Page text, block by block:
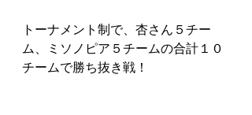
トーナメント制で、杏さん５チー
ム、ミソノピア５チームの合計１０
チームで勝ち抜き戦！